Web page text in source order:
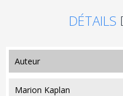
DÉTAILS
auteur
Marion Kaplan